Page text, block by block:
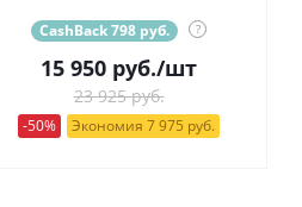
CashBack 798 руб. ?
15 950 руб./шт
23 925 руб.
-50% Экономия 7 975 руб.